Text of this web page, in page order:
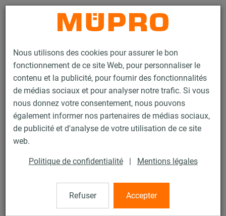
Nous utilisons des cookies pour assurer le bon
fonctionnement de ce site Web, pour personnaliser le
contenu et la publicité, pour fournir des fonctionnalités
de médias sociaux et pour analyser notre trafic. Si vous
nous donnez votre consentement, nous pouvons
également informer nos partenaires de médias sociaux,
de publicité et d'analyse de votre utilisation de ce site
web.
Politique de confidentialité | Mentions légales
Refuser Accepter
Contact
Produits Technique de fixation Colliers QUICK
9 / 60